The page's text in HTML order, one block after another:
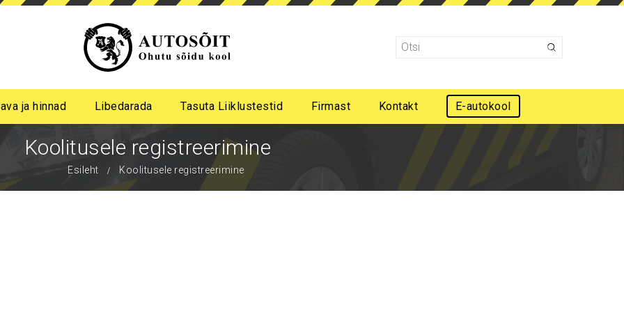
ja hinnad Libedarada Tasuta Liiklustestid Firmast Kontakt E-autokool
Koolitusele registreerimine
Esileht Koolitusele registreerimine